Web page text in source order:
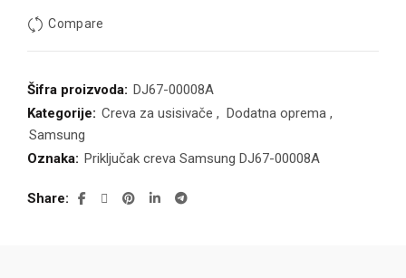
Compare
Šifra proizvoda: DJ67-00008A
Kategorije: Creva za usisivače , Dodatna oprema ,
Samsung
Oznaka: Priključak creva Samsung DJ67-00008A
Share